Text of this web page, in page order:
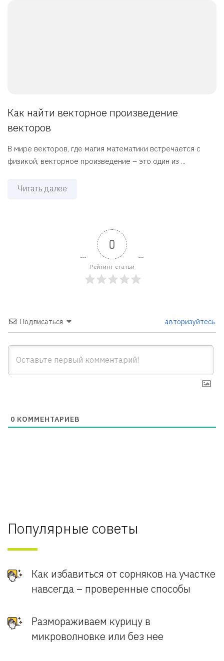
Как найти векторное произведение
векторов
В мире векторов, где магия математики встречается с
физикой, векторное произведение – это один из ...
Читать далее
0
Рейтинг статьи
Подписаться авторизуйтесь
0 КОММЕНТАРИЕВ
Популярные советы
Как избавиться от сорняков на участке
навсегда – проверенные способы
Размораживаем курицу в
микроволновке или без нее